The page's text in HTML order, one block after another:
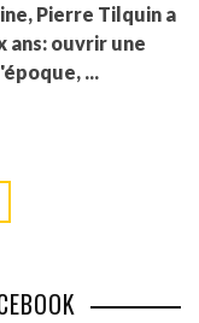
Pierre Tilquin a
ans: ouvrir une
...